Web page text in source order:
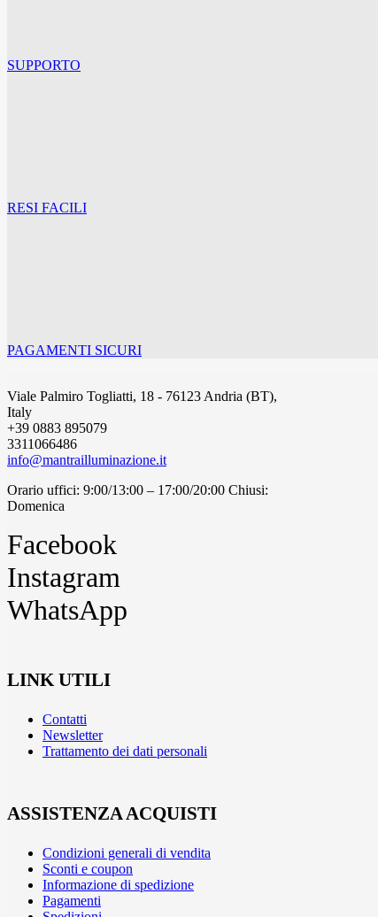
SUPPORTO
RESI FACILI
PAGAMENTI SICURI
Viale Palmiro Togliatti, 18 - 76123 Andria (BT),
Italy
+39 0883 895079
3311066486
info@mantrailluminazione.it
Orario uffici: 9:00/13:00 – 17:00/20:00 Chiusi:
Domenica
Facebook
Instagram
WhatsApp
LINK UTILI
Contatti
Newsletter
Trattamento dei dati personali
ASSISTENZA ACQUISTI
Condizioni generali di vendita
Sconti e coupon
Informazione di spedizione
Pagamenti